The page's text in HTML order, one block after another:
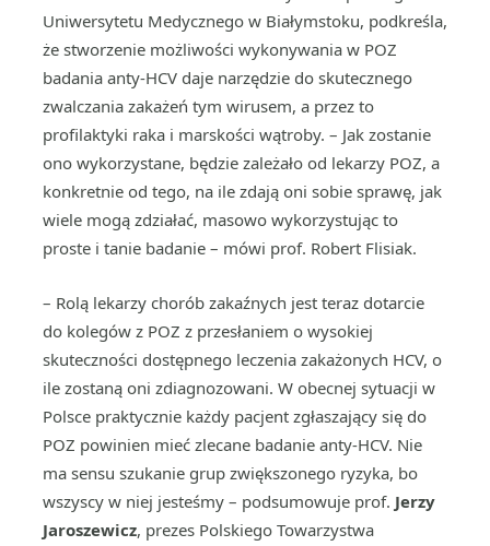
Uniwersytetu Medycznego w Białymstoku, podkreśla,
że stworzenie możliwości wykonywania w POZ
badania anty-HCV daje narzędzie do skutecznego
zwalczania zakażeń tym wirusem, a przez to
profilaktyki raka i marskości wątroby. – Jak zostanie
ono wykorzystane, będzie zależało od lekarzy POZ, a
konkretnie od tego, na ile zdają oni sobie sprawę, jak
wiele mogą zdziałać, masowo wykorzystując to
proste i tanie badanie – mówi prof. Robert Flisiak.
– Rolą lekarzy chorób zakaźnych jest teraz dotarcie
do kolegów z POZ z przesłaniem o wysokiej
skuteczności dostępnego leczenia zakażonych HCV, o
ile zostaną oni zdiagnozowani. W obecnej sytuacji w
Polsce praktycznie każdy pacjent zgłaszający się do
POZ powinien mieć zlecane badanie anty-HCV. Nie
ma sensu szukanie grup zwiększonego ryzyka, bo
wszyscy w niej jesteśmy – podsumowuje prof. Jerzy
Jaroszewicz, prezes Polskiego Towarzystwa